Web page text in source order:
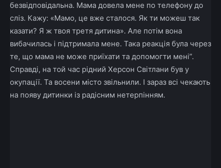
безвідповідальна. Мама довела мене по телефону до
сліз. Кажу: «Мамо, це вже сталося. Як ти можеш так
казати? Я ж твоя третя дитина». Але потім вона
вибачилась і підтримала мене. Така реакція була через
те, що мама не може приїхати та допомогти мені”.
Справді, на той час рідний Херсон Світлани був у
окупації. Та восени місто звільнили. І зараз всі чекають
на появу дитинки із радісним нетерпінням.